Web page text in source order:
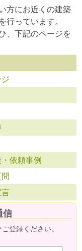
方にお近くの建築
っています。
、下記のページを
依頼事例
信
登録ください。